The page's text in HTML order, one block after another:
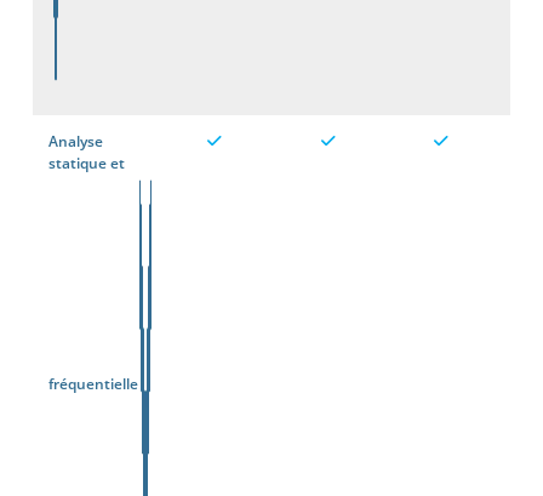
Analyse
statique et
fréquentielle